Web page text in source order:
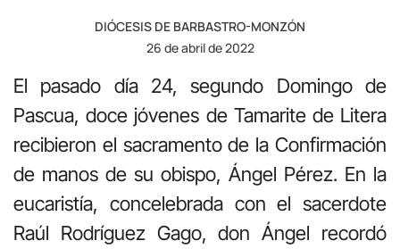
DIÓCESIS DE BARBASTRO-MONZÓN
26 de abril de 2022
El pasado día 24, segundo Domingo de
Pascua, doce jóvenes de Tamarite de Litera
recibieron el sacramento de la Confirmación
de manos de su obispo, Ángel Pérez. En la
eucaristía, concelebrada con el sacerdote
Raúl Rodríguez Gago, don Ángel recordó